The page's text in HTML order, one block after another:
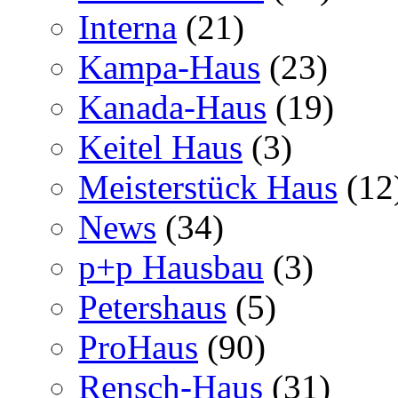
Interna (21)
Kampa-Haus (23)
Kanada-Haus (19)
Keitel Haus (3)
Meisterstück Haus
News (34)
p+p Hausbau (3)
Petershaus (5)
ProHaus (90)
Rensch-Haus (31)